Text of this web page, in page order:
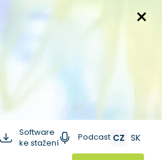
Software
ke stažení
Podcast CZ SK